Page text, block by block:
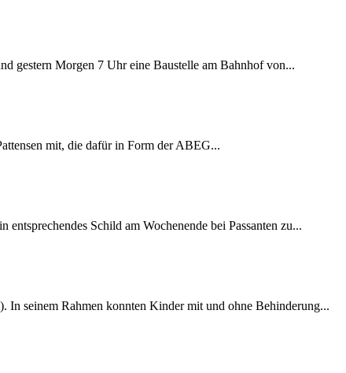
gestern Morgen 7 Uhr eine Baustelle am Bahnhof von...
mit, die dafür in Form der ABEG...
Schild am Wochenende bei Passanten zu...
In seinem Rahmen konnten Kinder mit und ohne Behinderung...